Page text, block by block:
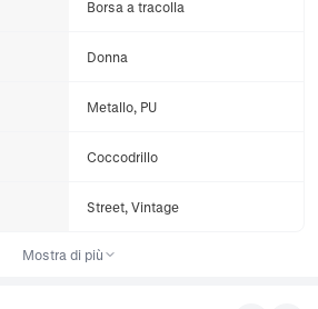
Borsa a tracolla
Donna
Metallo, PU
Coccodrillo
Street, Vintage
Mostra di più